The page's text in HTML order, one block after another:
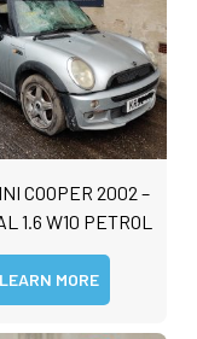
COOPER 2002 –
1.6 W10 PETROL
LEARN MORE